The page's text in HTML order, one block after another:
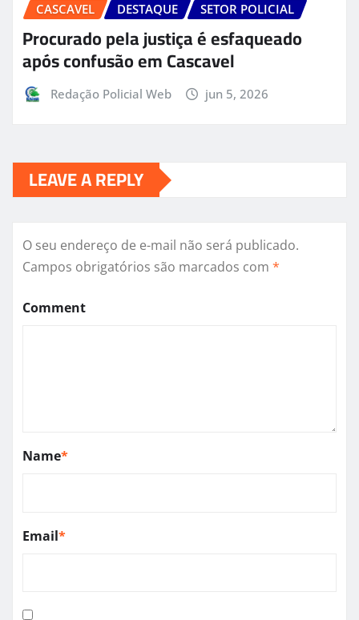
CASCAVEL DESTAQUE SETOR POLICIAL
Procurado pela justiça é esfaqueado
após confusão em Cascavel
Redação Policial Web jun 5, 2026
LEAVE A REPLY
O seu endereço de e-mail não será publicado.
Campos obrigatórios são marcados com *
Comment
Name*
Email*